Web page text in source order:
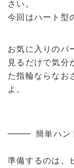
さい。
今回はハート型
お気に入りのパ
見るだけで気分
た指輪ならなお
よ。
簡単ハン
準備するのは、